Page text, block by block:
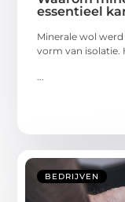
essentieel
Minerale wol
vorm van isolatie.
BEDRIJVEN